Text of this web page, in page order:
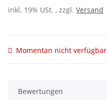
inkl. 19% USt. , zzgl. Versand
Momentan nicht verfügbar
Bewertungen